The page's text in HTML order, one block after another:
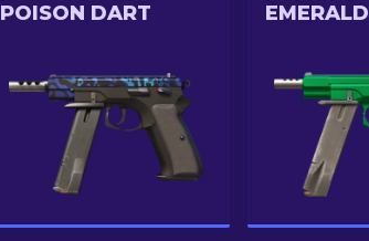
POISON DART EMERALD